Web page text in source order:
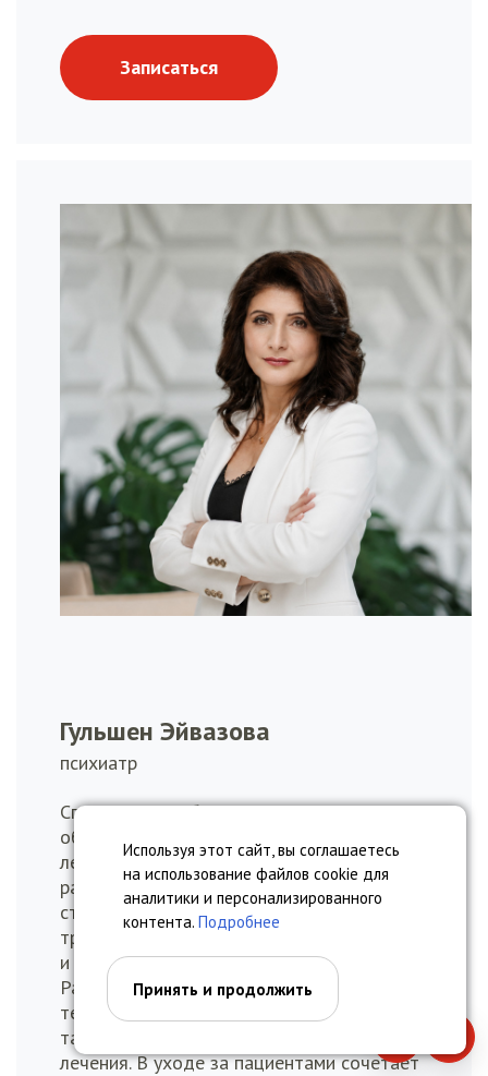
Позвонить
Используя этот сайт, вы соглашаетесь
на использование файлов cookie для
аналитики и персонализированного
контента. Подробнее
Принять и продолжить
Записаться
Гульшен Эйвазова
психиатр
Специалист с обширными знаниями,
обеспечивающий высококачественное
лечение различных психических
расстройств, помогающий пациентам,
страдающим депрессией, тревожностью,
трудностями адаптации, нарушениями сна
и другими расстройствами настроения.
Разрабатывает индивидуальные планы
терапии, применяя как медикаментозные,
так и немедикаментозные методы
лечения. В уходе за пациентами сочетает